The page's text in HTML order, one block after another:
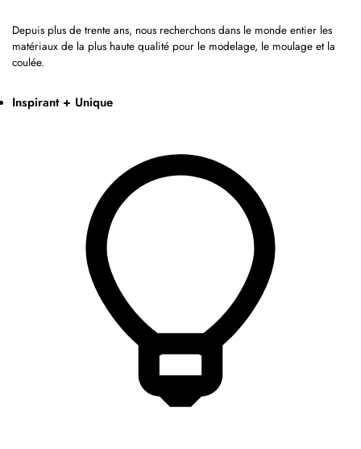
Depuis plus de trente ans, nous recherchons dans le monde entier les
matériaux de la plus haute qualité pour le modelage, le moulage et la
coulée.
Inspirant + Unique